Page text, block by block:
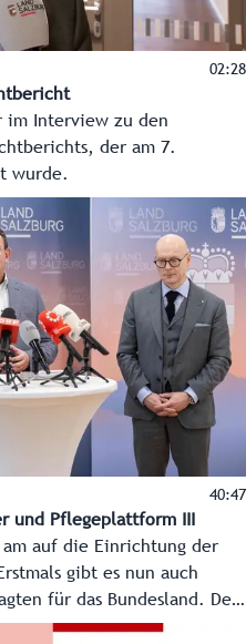
02:28
im Interview zu den
der am 7.
wurde.
40:47
und Pflegeplattform III
am auf die Einrichtung der
gibt es nun auch
für das Bundesland. Der
Schwaiger wurde mit der